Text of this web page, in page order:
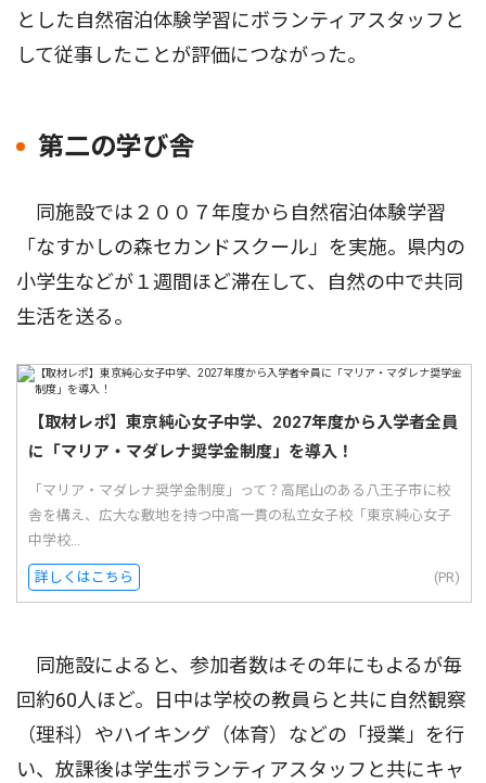
とした自然宿泊体験学習にボランティアスタッフと
して従事したことが評価につながった。
第二の学び舎
同施設では２００７年度から自然宿泊体験学習
「なすかしの森セカンドスクール」を実施。県内の
小学生などが１週間ほど滞在して、自然の中で共同
生活を送る。
【取材レポ】東京純心女子中学、2027年度から入学者全員
に「マリア・マダレナ奨学金制度」を導入！
「マリア・マダレナ奨学金制度」って？高尾山のある八王子市に校
舎を構え、広大な敷地を持つ中高一貫の私立女子校「東京純心女子
中学校...
詳しくはこちら (PR)
同施設によると、参加者数はその年にもよるが毎
回約60人ほど。日中は学校の教員らと共に自然観察
（理科）やハイキング（体育）などの「授業」を行
い、放課後は学生ボランティアスタッフと共にキャ